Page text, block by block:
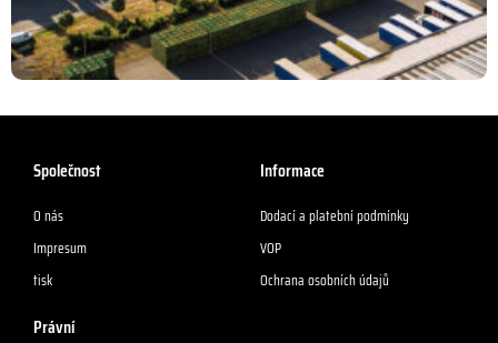
Společnost
O nás
Impresum
tisk
Informace
Dodací a platební podmínky
VOP
Ochrana osobních údajů
Právní